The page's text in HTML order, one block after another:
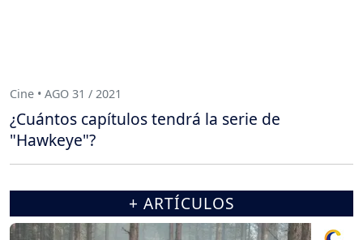
Cine • AGO 31 / 2021
¿Cuántos capítulos tendrá la serie de
"Hawkeye"?
+ ARTÍCULOS